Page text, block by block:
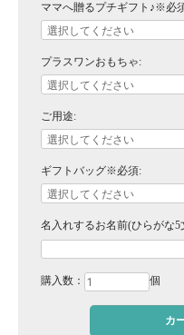
ママへ贈るプチギフト♪※必
プラスワンおもちゃ:
ご用途:
ギフトバッグ※必須:
名入れするお名前(ひらがな
購入数： 個